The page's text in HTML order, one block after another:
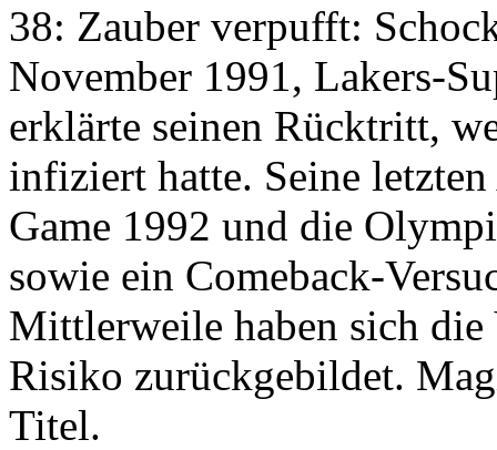
38: Zauber verpufft:
November 1991, Lakers-
erklärte seinen Rücktritt,
infiziert hatte. Seine
Game 1992 und die
sowie ein Comeback-
Mittlerweile haben sich
Risiko zurückgebildet.
Titel.